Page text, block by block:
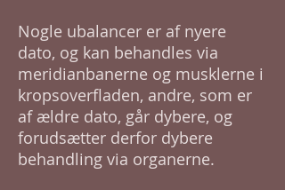
Nogle ubalancer er af nyere
dato, og kan behandles via
meridianbanerne og musklerne i
kropsoverfladen, andre, som er
af ældre dato, går dybere, og
forudsætter derfor dybere
behandling via organerne.